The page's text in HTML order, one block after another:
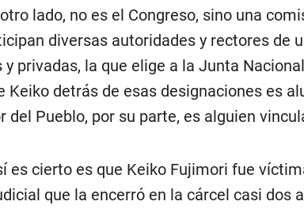
lado, no es el Congreso, sino una
diversas autoridades y rectores de
y privadas, la que elige a la Junta
Keiko detrás de esas designaciones es
del Pueblo, por su parte, es alguien
es cierto es que Keiko Fujimori fue
que la encerró en la cárcel casi dos